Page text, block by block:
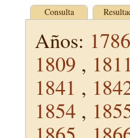
Consulta
Años: 1786
1809 ,
1841 ,
1854 ,